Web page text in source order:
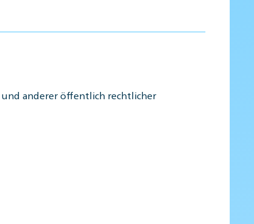
und anderer öffentlich rechtlicher